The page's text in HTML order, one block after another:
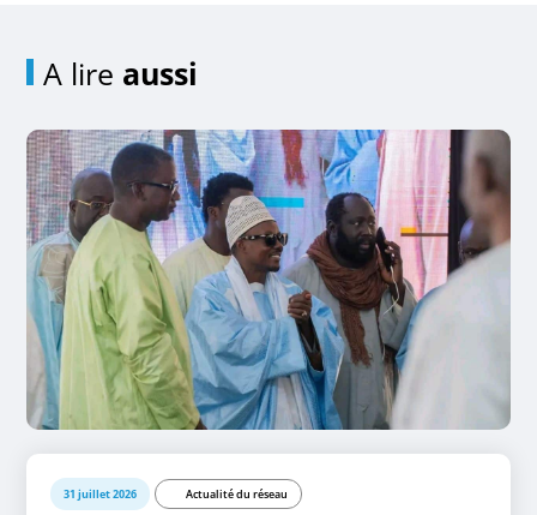
A lire aussi
31 juillet 2026 Actualité du réseau